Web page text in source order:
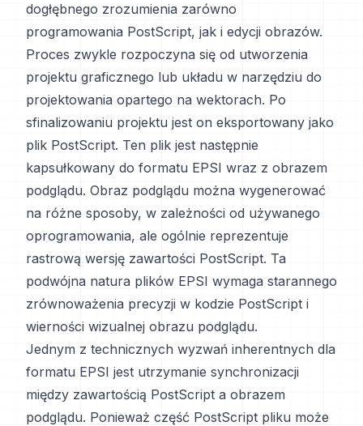
dogłębnego zrozumienia zarówno
programowania PostScript, jak i edycji obrazów.
Proces zwykle rozpoczyna się od utworzenia
projektu graficznego lub układu w narzędziu do
projektowania opartego na wektorach. Po
sfinalizowaniu projektu jest on eksportowany jako
plik PostScript. Ten plik jest następnie
kapsułkowany do formatu EPSI wraz z obrazem
podglądu. Obraz podglądu można wygenerować
na różne sposoby, w zależności od używanego
oprogramowania, ale ogólnie reprezentuje
rastrową wersję zawartości PostScript. Ta
podwójna natura plików EPSI wymaga starannego
zrównoważenia precyzji w kodzie PostScript i
wierności wizualnej obrazu podglądu.
Jednym z technicznych wyzwań inherentnych dla
formatu EPSI jest utrzymanie synchronizacji
między zawartością PostScript a obrazem
podglądu. Ponieważ część PostScript pliku może